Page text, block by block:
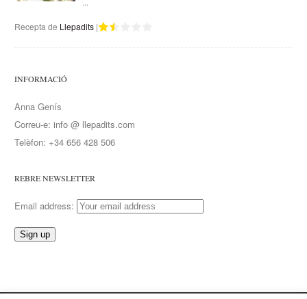
Recepta de Llepadits |
INFORMACIÓ
Anna Genís
Correu-e: info @ llepadits.com
Telèfon: +34 656 428 506
REBRE NEWSLETTER
Email address: